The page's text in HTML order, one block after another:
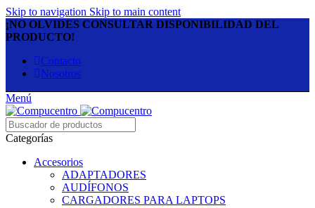
Skip to navigation Skip to main content
¡NO OLVIDES CONSULTAR DISPONIBILIDAD DEL
PRODUCTO!
Contacto
Nosotros
Menú
Categorías
Accesorios
ADAPTADORES
AUDÍFONOS
CARGADORES PARA LAPTOPS